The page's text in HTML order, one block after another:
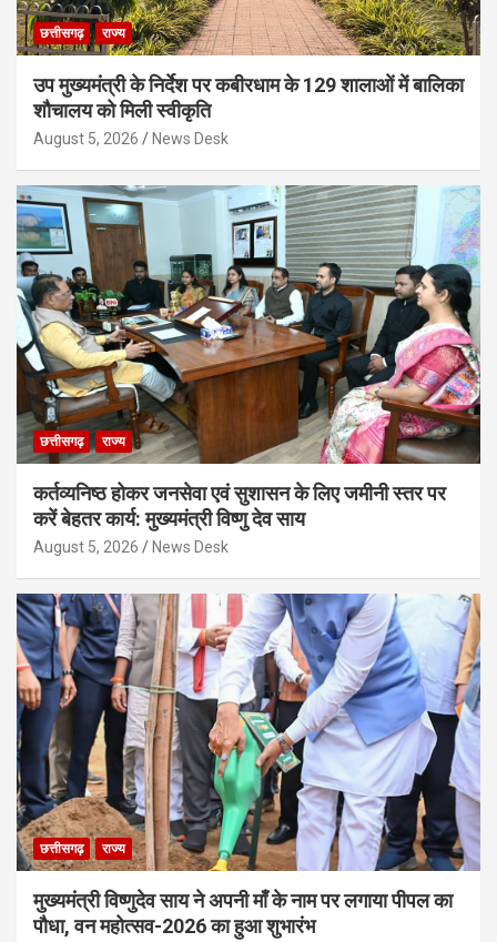
छत्तीसगढ़ राज्य
उप मुख्यमंत्री के निर्देश पर कबीरधाम के 129 शालाओं में बालिका
शौचालय को मिली स्वीकृति
August 5, 2026 News Desk
छत्तीसगढ़ राज्य
कर्तव्यनिष्ठ होकर जनसेवा एवं सुशासन के लिए जमीनी स्तर पर
करें बेहतर कार्य: मुख्यमंत्री विष्णु देव साय
August 5, 2026 News Desk
छत्तीसगढ़ राज्य
मुख्यमंत्री विष्णुदेव साय ने अपनी माँ के नाम पर लगाया पीपल का
पौधा, वन महोत्सव-2026 का हुआ शुभारंभ